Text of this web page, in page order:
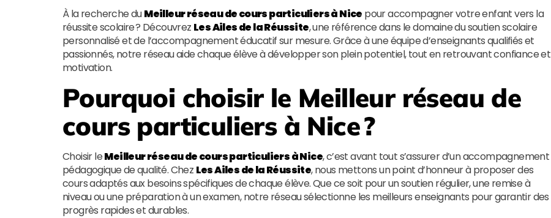
À la recherche duMeilleur réseau de cours particuliers à Nice pour accompagner votre enfant vers la
réussite scolaire ? Découvrez Les Ailes de la Réussite, une référence dans le domaine du soutien scolaire
personnalisé et de l’accompagnement éducatif sur mesure. Grâce à une équipe d’enseignants qualifiés et
passionnés, notre réseau aide chaque élève à développer son plein potentiel, tout en retrouvant confiance et
motivation.
Pourquoi choisir le Meilleur réseau de
cours particuliers à Nice?
Choisir leMeilleur réseau de cours particuliers à Nice, c’est avant tout s’assurer d’un accompagnement
pédagogique de qualité. Chez Les Ailes de la Réussite, nous mettons un point d’honneur à proposer des
cours adaptés aux besoins spécifiques de chaque élève. Que ce soit pour un soutien régulier, une remise à
niveau ou une préparation à un examen, notre réseau sélectionne les meilleurs enseignants pour garantir des
progrès rapides et durables.